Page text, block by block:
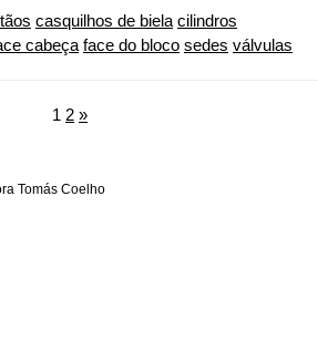
casquilhos de biela cilindros
cabeça face do bloco sedes válvulas
1 2 »
Tomás Coelho